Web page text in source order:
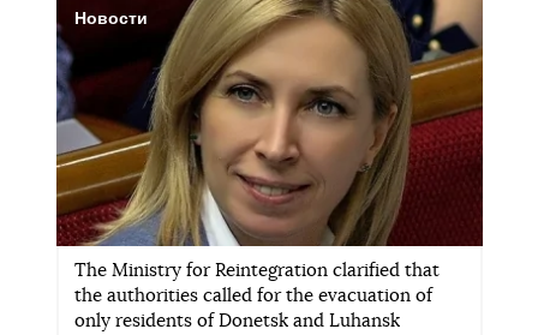
Новости
The Ministry for Reintegration clarified that
the authorities called for the evacuation of
only residents of Donetsk and Luhansk